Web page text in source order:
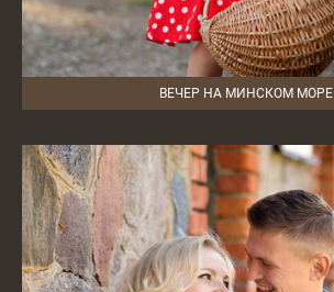
ВЕЧЕР НА МИНСКОМ МОРЕ